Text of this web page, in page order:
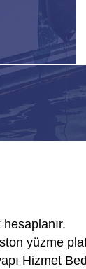
yüzme
Hizmet